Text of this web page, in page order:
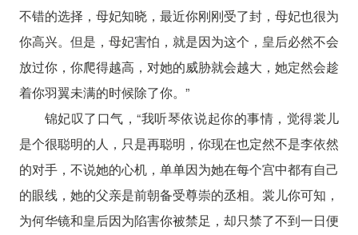
不错的选择，母妃知晓，最近你刚刚受了封，母妃也很为
你高兴。但是，母妃害怕，就是因为这个，皇后必然不会
放过你，你爬得越高，对她的威胁就会越大，她定然会趁
着你羽翼未满的时候除了你。”
锦妃叹了口气，“我听琴依说起你的事情，觉得裳儿
是个很聪明的人，只是再聪明，你现在也定然不是李依然
的对手，不说她的心机，单单因为她在每个宫中都有自己
的眼线，她的父亲是前朝备受尊崇的丞相。裳儿你可知，
为何华镜和皇后因为陷害你被禁足，却只禁了不到一日便